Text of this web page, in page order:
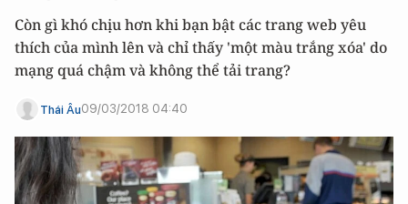
Còn gì khó chịu hơn khi bạn bật các trang web yêu
thích của mình lên và chỉ thấy 'một màu trắng xóa' do
mạng quá chậm và không thể tải trang?
Thái Âu09/03/2018 04:40